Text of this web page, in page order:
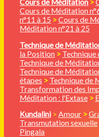
Cours de Méditation >
Cours de Méditation
n°11 à 15 >Cours de
Méditation n°21 à 25
Technique de
la Position >
Technique de
Technique de
étapes > Technique de
Transformation des
Méditation : l'Extase >
Kundalini > Amour >
Transmutation sexuelle
Pingala